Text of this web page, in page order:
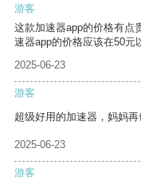
游客
这款加速器app的价格有点
速器app的价格应该在50元
2025-06-23
游客
超级好用的加速器，妈妈
2025-06-23
游客